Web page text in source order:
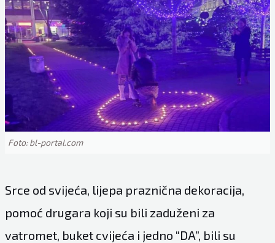
Foto: bl-portal.com
Srce od svijeća, lijepa praznična dekoracija,
pomoć drugara koji su bili zaduženi za
vatromet, buket cvijeća i jedno “DA”, bili su